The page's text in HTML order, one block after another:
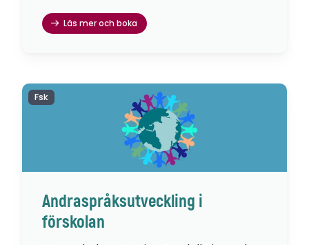
Läs mer och boka
Andraspråksutveckling i
förskolan
Fsk